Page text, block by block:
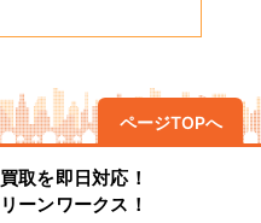
ページTOPへ
取を即日対応！
ーンワークス！